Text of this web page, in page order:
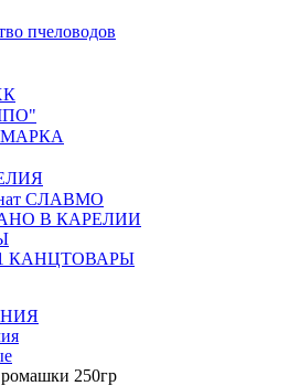
пчеловодов
СЛАВМО
В КАРЕЛИИ
КАНЦТОВАРЫ
250гр